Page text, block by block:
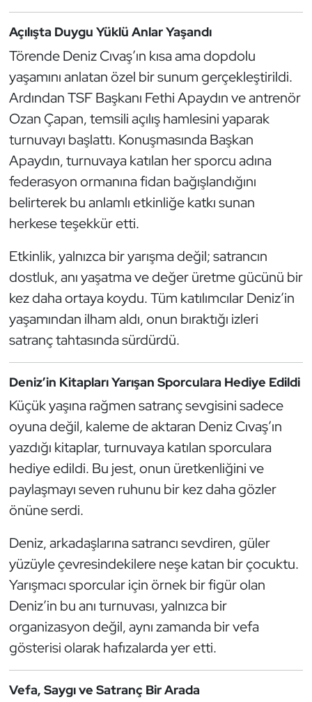
Açılışta Duygu Yüklü Anlar Yaşandı
Törende Deniz Cıvaş’ın kısa ama dopdolu
yaşamını anlatan özel bir sunum gerçekleştirildi.
Ardından TSF Başkanı Fethi Apaydın ve antrenör
Ozan Çapan, temsili açılış hamlesini yaparak
turnuvayı başlattı. Konuşmasında Başkan
Apaydın, turnuvaya katılan her sporcu adına
federasyon ormanına fidan bağışlandığını
belirterek bu anlamlı etkinliğe katkı sunan
herkese teşekkür etti.
Etkinlik, yalnızca bir yarışma değil; satrancın
dostluk, anı yaşatma ve değer üretme gücünü bir
kez daha ortaya koydu. Tüm katılımcılar Deniz’in
yaşamından ilham aldı, onun bıraktığı izleri
satranç tahtasında sürdürdü.
Deniz’in Kitapları Yarışan Sporculara Hediye Edildi
Küçük yaşına rağmen satranç sevgisini sadece
oyuna değil, kaleme de aktaran Deniz Cıvaş’ın
yazdığı kitaplar, turnuvaya katılan sporculara
hediye edildi. Bu jest, onun üretkenliğini ve
paylaşmayı seven ruhunu bir kez daha gözler
önüne serdi.
Deniz, arkadaşlarına satrancı sevdiren, güler
yüzüyle çevresindekilere neşe katan bir çocuktu.
Yarışmacı sporcular için örnek bir figür olan
Deniz’in bu anı turnuvası, yalnızca bir
organizasyon değil, aynı zamanda bir vefa
gösterisi olarak hafızalarda yer etti.
Vefa, Saygı ve Satranç Bir Arada
Kayak
Kempo
Kick Boks
Kürek
Masa Tenisi
Modern Pentatlon
Motor Sporları
Muay Thai
Okçuluk
Optimist
Oryantiring
Özel Sporcular
Paralimpik
Ragbi
Satranç
Su Topu
Sualtı Sporları
Tenis